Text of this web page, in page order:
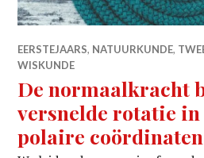
EERSTEJAARS, NATUURKUNDE,
WISKUNDE
De normaalkracht
versnelde rotatie in
polaire coördinaten